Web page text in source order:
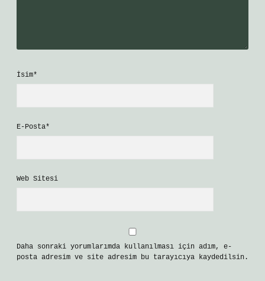
İsim*
E-Posta*
Web Sitesi
Daha sonraki yorumlarımda kullanılması için adım, e-
posta adresim ve site adresim bu tarayıcıya kaydedilsin.